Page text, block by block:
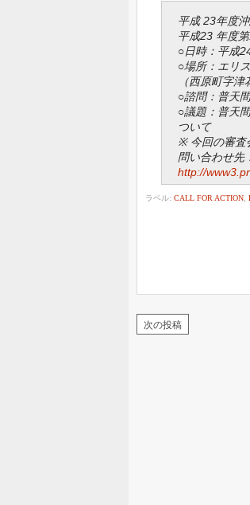
平成 23年度
平成23 年度
○日時：平成
○場所：エリ
（西原町字津
○諮問：普天
○議題：普天
ついて
※ 今回の審査
問い合わせ
http://
ラベル: CALL FOR ACTION
次の投稿